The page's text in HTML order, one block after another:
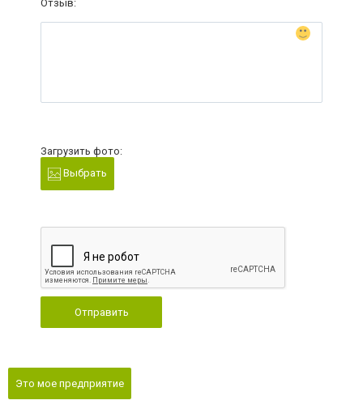
Отзыв:
Загрузить фото:
Выбрать
Отправить
Это мое предприятие